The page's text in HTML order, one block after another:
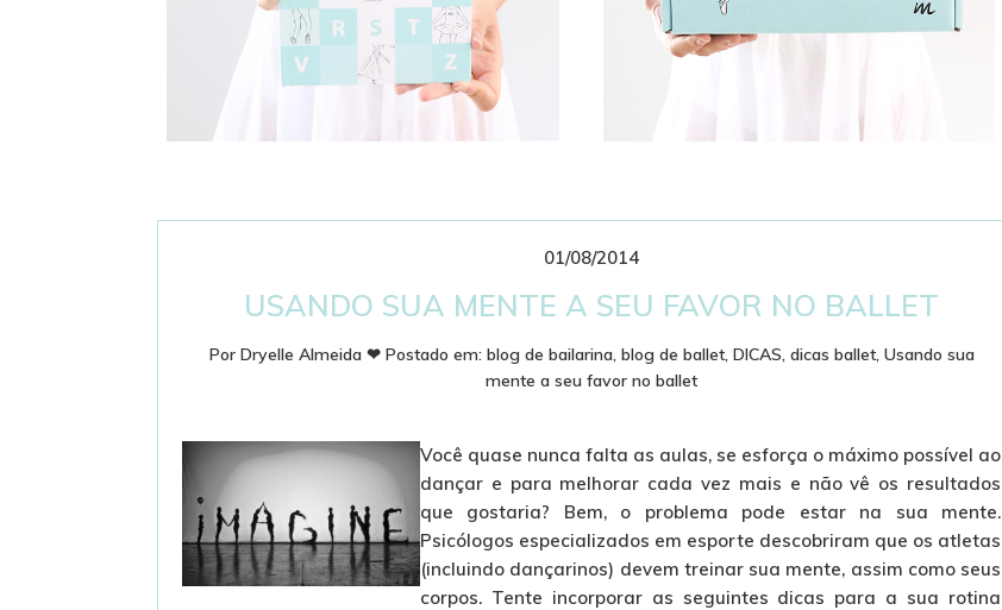
01/08/2014
USANDO SUA MENTE A SEU FAVOR NO BALLET
Por Dryelle Almeida ❤ Postado em: blog de bailarina, blog de ballet, DICAS, dicas ballet, Usando sua
mente a seu favor no ballet
Você quase nunca falta as aulas, se esforça o máximo possível ao
dançar e para melhorar cada vez mais e não vê os resultados
que gostaria? Bem, o problema pode estar na sua mente.
Psicólogos especializados em esporte descobriram que os atletas
(incluindo dançarinos) devem treinar sua mente, assim como seus
corpos. Tente incorporar as seguintes dicas para a sua rotina